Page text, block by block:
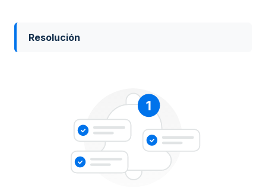
Resolución